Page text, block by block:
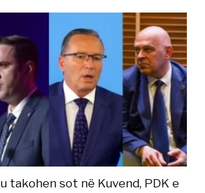
takohen sot në Kuvend, PDK e